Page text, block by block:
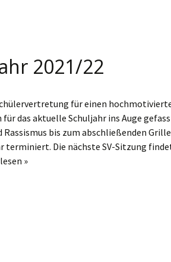
2021/22
für einen
das aktuelle Schuljahr ins Auge
bis zum abschließenden
terminiert. Die nächste SV-Sitzung
»